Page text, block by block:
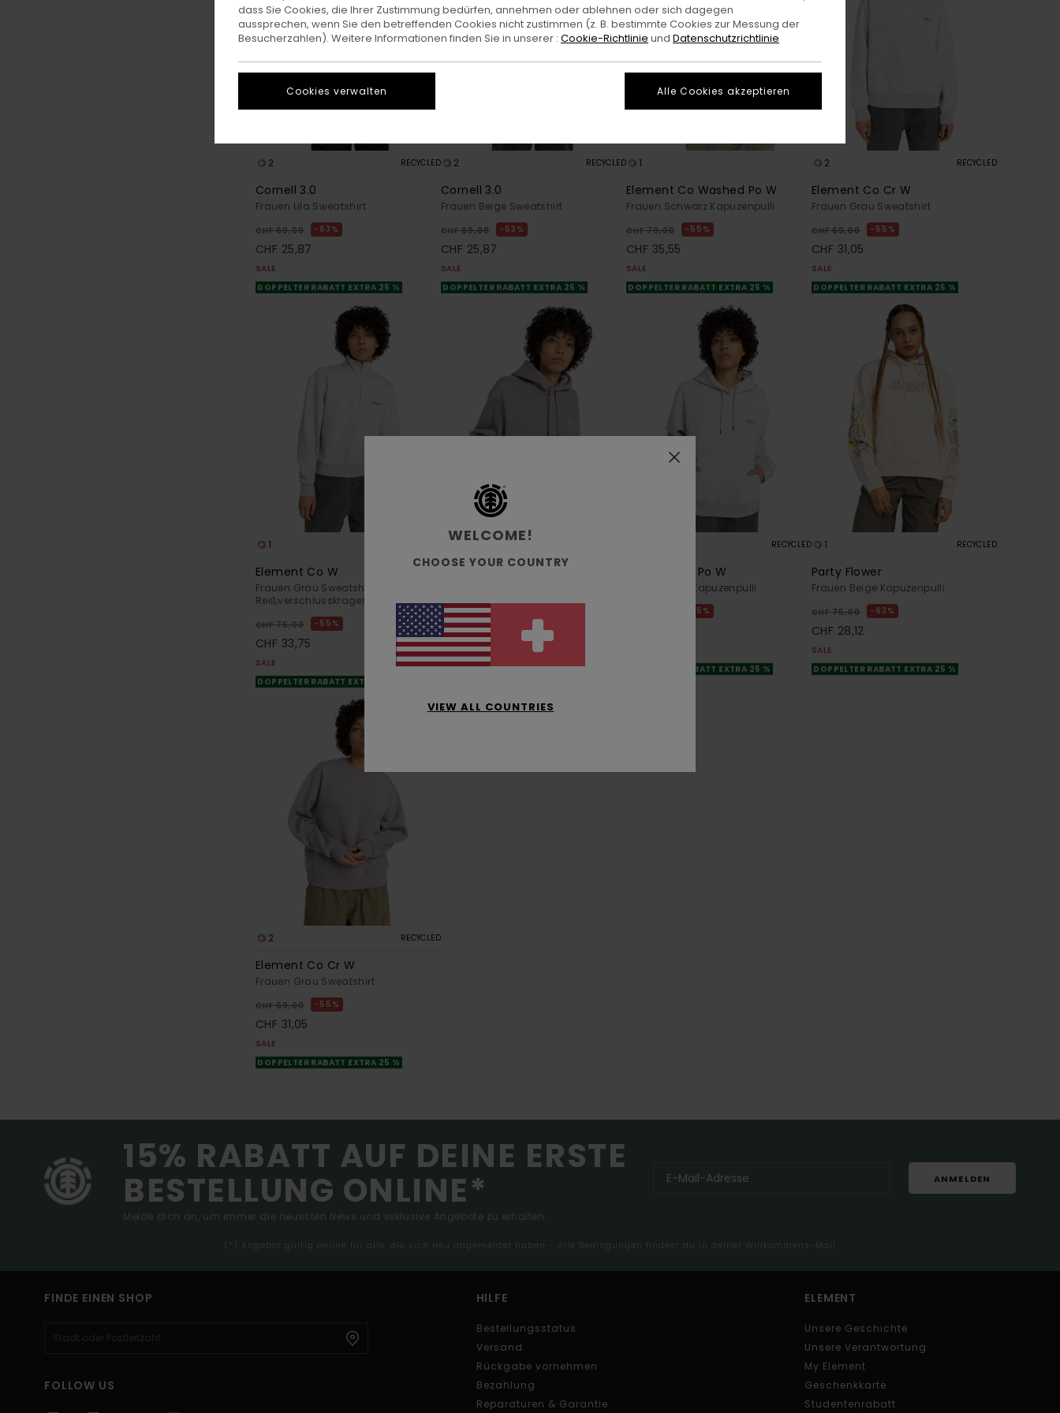
2 RECYCLED
Cornell 3.0
Frauen Lila Sweatshirt
CHF 69,00 63%
CHF 25,87
SALE
DOPPELTER RABATT EXTRA 25 %
2 RECYCLED
Cornell 3.0
Frauen Beige Sweatshirt
CHF 69,00 63%
CHF 25,87
SALE
DOPPELTER RABATT EXTRA 25 %
1
Element Co Washed Po W
Frauen Schwarz Kapuzenpulli
CHF 79,00 55%
CHF 35,55
SALE
DOPPELTER RABATT EXTRA 25 %
2 RECYCLED
Element Co Cr W
Frauen Grau Sweatshirt
CHF 69,00 55%
CHF 31,05
SALE
DOPPELTER RABATT EXTRA 25 %
1
Element Co W
Frauen Grau Sweatshirt mit
Reißverschlusskragen
CHF 75,00 55%
CHF 33,75
SALE
DOPPELTER RABATT EXTRA 25 %
2
Element Co Po W
CHF 75,00
CHF 33,75
SALE
DOPPELTER RABATT EXTRA 25 %
RECYCLED
Element Co Po W
Frauen Grau Kapuzenpulli
55%
DOPPELTER RABATT EXTRA 25 %
1 RECYCLED
Party Flower
Frauen Beige Kapuzenpulli
CHF 75,00 63%
CHF 28,12
SALE
DOPPELTER RABATT EXTRA 25 %
2 RECYCLED
Element Co Cr W
Frauen Grau Sweatshirt
CHF 69,00 55%
CHF 31,05
SALE
DOPPELTER RABATT EXTRA 25 %
15% RABATT AUF DEINE ERSTE
BESTELLUNG ONLINE*
Melde dich an, um immer die neuesten News und exklusive Angebote zu erhalten.
ANMELDEN
(*) Angebot gültig online für alle, die sich neu angemeldet haben - Alle Bedingungen findest du in deiner Willkommens-Mail
FINDE EINEN SHOP
FOLLOW US
HILFE
Bestellungsstatus
Versand
Rückgabe vornehmen
Bezahlung
Reparaturen & Garantie
ELEMENT
Unsere Geschichte
Unsere Verantwortung
My Element
Geschenkkarte
Studentenrabatt
WELCOME!
CHOOSE YOUR COUNTRY
VIEW ALL COUNTRIES
dass Sie Cookies, die Ihrer Zustimmung bedürfen, annehmen oder ablehnen oder sich dagegen
aussprechen, wenn Sie den betreffenden Cookies nicht zustimmen (z. B. bestimmte Cookies zur Messung der
Besucherzahlen). Weitere Informationen finden Sie in unserer : Cookie-Richtlinie und Datenschutzrichtlinie
Cookies verwalten Alle Cookies akzeptieren